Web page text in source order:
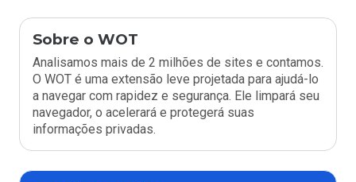
Sobre o WOT
Analisamos mais de 2 milhões de sites e contamos.
O WOT é uma extensão leve projetada para ajudá-lo
a navegar com rapidez e segurança. Ele limpará seu
navegador, o acelerará e protegerá suas
informações privadas.